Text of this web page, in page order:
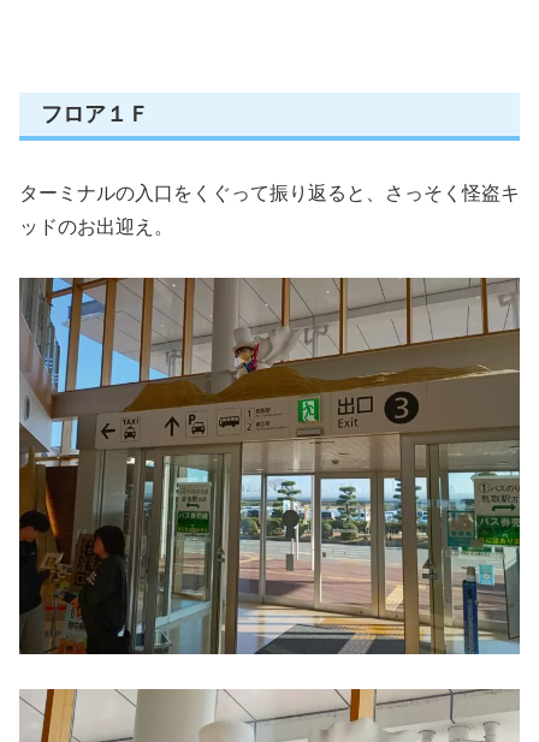
フロア１Ｆ
ターミナルの入口をくぐって振り返ると、さっそく怪盗キ
ッドのお出迎え。